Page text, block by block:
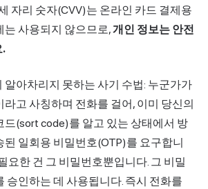
자리 숫자(CVV)는 온라인 카드 결제용
는 사용되지 않으므로,개인 정보는 안전
.
알아차리지 못하는 사기 수법: 누군가가
고 사칭하며 전화를 걸어, 이미 당신의
드(sort code)를 알고 있는 상태에서 방
일회용 비밀번호(OTP)를 요구합니
요한 건 그 비밀번호뿐입니다. 그 비밀
승인하는 데 사용됩니다. 즉시 전화를